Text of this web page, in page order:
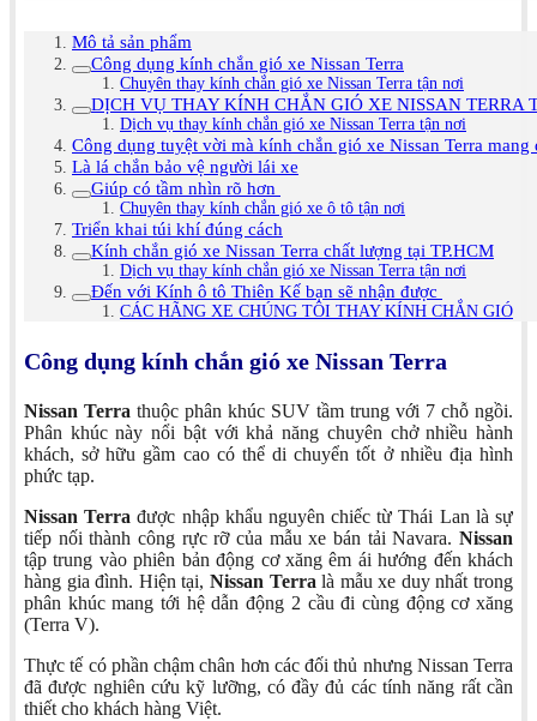
Mô tả sản phẩm
Công dụng kính chắn gió xe Nissan Terra
Chuyên thay kính chắn gió xe Nissan Terra tận nơi
DỊCH VỤ THAY KÍNH CHẮN GIÓ XE NISSAN TERRA
Dịch vụ thay kính chắn gió xe Nissan Terra tận nơi
Công dụng tuyệt vời mà kính chắn gió xe Nissan Terra mang
Là lá chắn bảo vệ người lái xe
Giúp có tầm nhìn rõ hơn
Chuyên thay kính chắn gió xe ô tô tận nơi
Triển khai túi khí đúng cách
Kính chắn gió xe Nissan Terra chất lượng tại TP.HCM
Dịch vụ thay kính chắn gió xe Nissan Terra tận nơi
Đến với Kính ô tô Thiên Kế bạn sẽ nhận được
CÁC HÃNG XE CHÚNG TÔI THAY KÍNH CHẮN GIÓ
Công dụng kính chắn gió xe Nissan Terra
Nissan Terra thuộc phân khúc SUV tầm trung với 7 chỗ ngồi.
Phân khúc này nổi bật với khả năng chuyên chở nhiều hành
khách, sở hữu gầm cao có thể di chuyển tốt ở nhiều địa hình
phức tạp.
Nissan Terra được nhập khẩu nguyên chiếc từ Thái Lan là sự
tiếp nối thành công rực rỡ của mẫu xe bán tải Navara. Nissan
tập trung vào phiên bản động cơ xăng êm ái hướng đến khách
hàng gia đình. Hiện tại, Nissan Terra là mẫu xe duy nhất trong
phân khúc mang tới hệ dẫn động 2 cầu đi cùng động cơ xăng
(Terra V).
Thực tế có phần chậm chân hơn các đối thủ nhưng Nissan Terra
đã được nghiên cứu kỹ lưỡng, có đầy đủ các tính năng rất cần
thiết cho khách hàng Việt.